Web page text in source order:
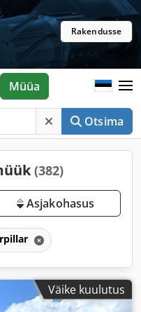
Rakendusse
Otsima
Müüa
(382)
Asjakohasus
Väike kuulutus